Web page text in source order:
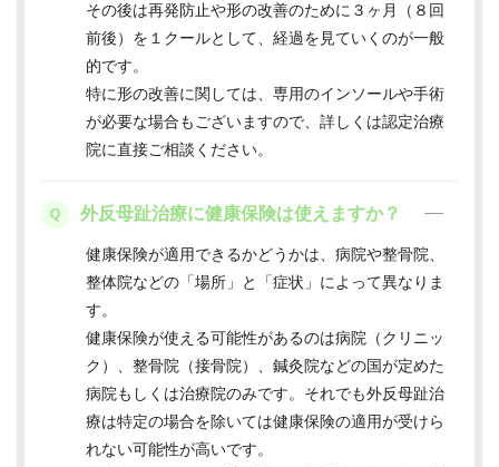
その後は再発防止や形の改善のために３ヶ月（８回
前後）を１クールとして、経過を見ていくのが一般
的です。
特に形の改善に関しては、専用のインソールや手術
が必要な場合もございますので、詳しくは認定治療
院に直接ご相談ください。
外反母趾治療に健康保険は使えますか？
健康保険が適用できるかどうかは、病院や整骨院、
整体院などの「場所」と「症状」によって異なりま
す。
健康保険が使える可能性があるのは病院（クリニッ
ク）、整骨院（接骨院）、鍼灸院などの国が定めた
病院もしくは治療院のみです。それでも外反母趾治
療は特定の場合を除いては健康保険の適用が受けら
れない可能性が高いです。